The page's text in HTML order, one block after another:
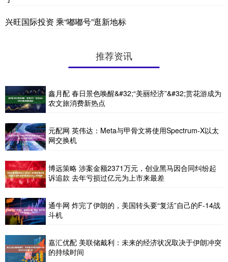
兴旺国际投资 乘“嘟嘟号”逛新地标
推荐资讯
鑫月配 春日景色唤醒&#32;“美丽经济”&#32;赏花游成为
农文旅消费新热点
元配网 英伟达：Meta与甲骨文将使用Spectrum-X以太
网交换机
博远策略 涉案金额2371万元，创业黑马因合同纠纷起
诉追款 去年亏损过亿元为上市来最差
通牛网 炸完了伊朗的，美国转头要“复活”自己的F-14战
斗机
嘉汇优配 美联储戴利：未来的经济状况取决于伊朗冲突
的持续时间